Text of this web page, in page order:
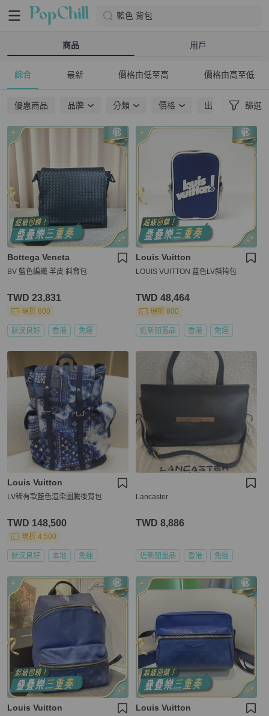
藍色 背包
商品 用戶
綜合 最新 價格由低至高 價格由高至低
優惠商品 品牌 分類 價格 出貨地點 篩選
Bottega Veneta
BV 藍色編織 羊皮 斜背包
TWD 23,831
現折 800
狀況良好 香港 免運
Louis Vuitton
LOUIS VUITTON 蓝色LV斜挎包
TWD 48,464
現折 800
近新閒置品 香港 免運
Louis Vuitton
LV稀有款藍色渲染圖騰後背包
TWD 148,500
現折 4,500
狀況良好 本地 免運
Lancaster
TWD 8,886
近新閒置品 香港 免運
Louis Vuitton Louis Vuitton